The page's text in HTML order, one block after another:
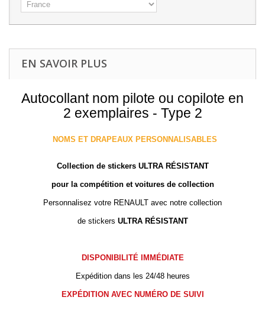
EN SAVOIR PLUS
Autocollant nom pilote ou copilote en
2 exemplaires - Type 2
NOMS ET DRAPEAUX PERSONNALISABLES
Collection de stickers ULTRA RÉSISTANT
pour la compétition et voitures de collection
Personnalisez votre RENAULT avec notre collection
de stickers ULTRA RÉSISTANT
DISPONIBILITÉ IMMÉDIATE
Expédition dans les 24/48 heures
EXPÉDITION AVEC NUMÉRO DE SUIVI